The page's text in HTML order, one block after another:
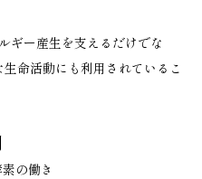
ギー産生を支えるだけでな
命活動にも利用されているこ
の働き